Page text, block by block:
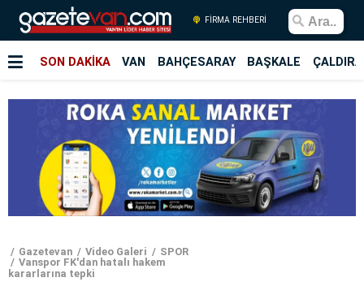
FİRMA REHBERİ
SON DAKİKA VAN BAHÇESARAY BAŞKALE
Gazetevan Video Galeri
SPOR
Vanspor FK'dan hatalı hakem
kararlarına tepki